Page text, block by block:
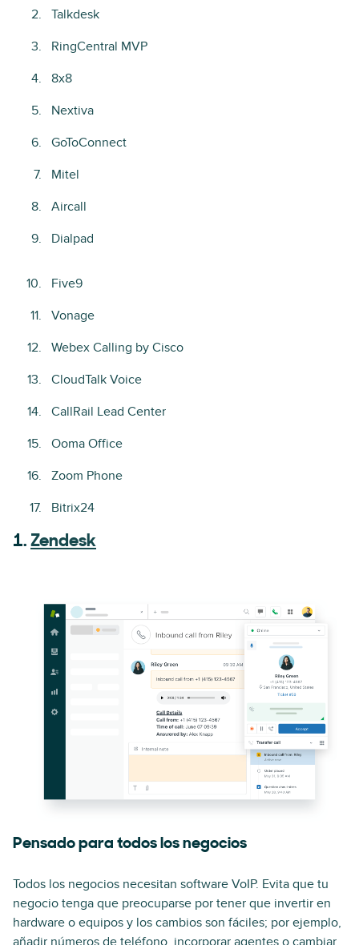
Talkdesk
RingCentral MVP
8x8
Nextiva
GoToConnect
Mitel
Aircall
Dialpad
Five9
Vonage
Webex Calling by Cisco
CloudTalk Voice
CallRail Lead Center
Ooma Office
Zoom Phone
Bitrix24
1. Zendesk
Pensado para todos los negocios
Todos los negocios necesitan software VoIP. Evita que tu
negocio tenga que preocuparse por tener que invertir en
hardware o equipos y los cambios son fáciles; por ejemplo,